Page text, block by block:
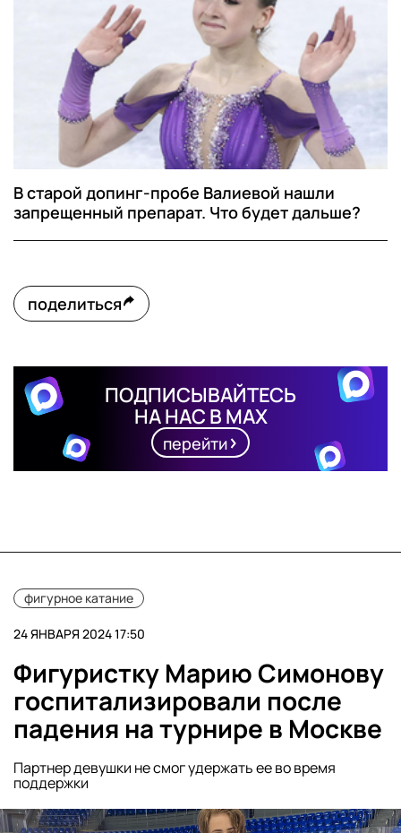
В старой допинг-пробе Валиевой нашли
запрещенный препарат. Что будет дальше?
поделиться
ПОДПИСЫВАЙТЕСЬ
НА НАС В MAX
перейти
фигурное катание
24 ЯНВАРЯ 2024 17:50
Фигуристку Марию Симонову
госпитализировали после
падения на турнире в Москве
Партнер девушки не смог удержать ее во время
поддержки